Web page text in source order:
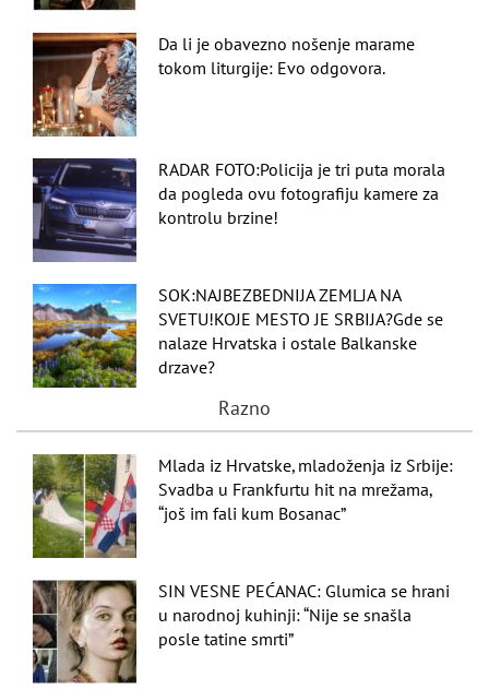
Da li je obavezno nošenje marame
tokom liturgije: Evo odgovora.
RADAR FOTO:Policija je tri puta morala
da pogleda ovu fotografiju kamere za
kontrolu brzine!
SOK:NAJBEZBEDNIJA ZEMLJA NA
SVETU!KOJE MESTO JE SRBIJA?Gde se
nalaze Hrvatska i ostale Balkanske
drzave?
Razno
Mlada iz Hrvatske, mladoženja iz Srbije:
Svadba u Frankfurtu hit na mrežama,
“još im fali kum Bosanac”
SIN VESNE PEĆANAC: Glumica se hrani
u narodnoj kuhinji: “Nije se snašla
posle tatine smrti”